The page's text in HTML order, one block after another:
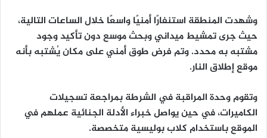
وشهدت المنطقة استنفارًا أمنيًا واسعًا خلال الساعات التالية،
حيث جرى تمشيط ميداني وبحث موسع دون تأكيد وجود
مشتبه به محدد. وتم فرض طوق أمني على مكان يُشتبه بأنه
موقع إطلاق النار.
وتقوم وحدة المراقبة في الشرطة بمراجعة تسجيلات
الكاميرات، في حين يواصل خبراء الأدلة الجنائية عملهم في
الموقع باستخدام كلاب بوليسية متخصصة.